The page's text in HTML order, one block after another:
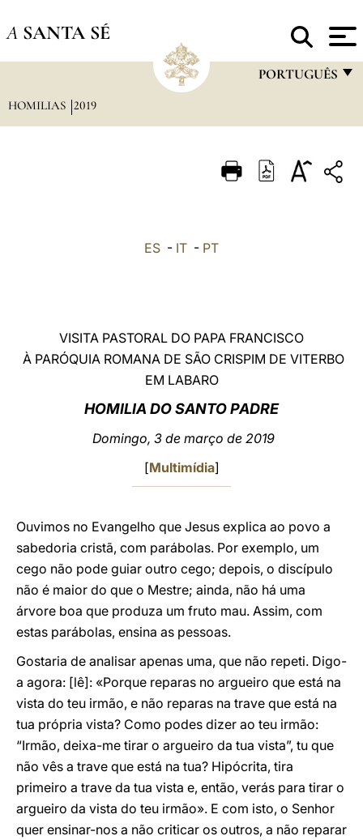
A SANTA SÉ
PORTUGUÊS
ITALIANO
中文
HOMILIAS 2019
ES - IT - PT
VISITA PASTORAL DO PAPA FRANCISCO
À PARÓQUIA ROMANA DE SÃO CRISPIM DE VITERBO
EM LABARO
HOMILIA DO SANTO PADRE
Domingo, 3 de março de 2019
[Multimídia]
Ouvimos no Evangelho que Jesus explica ao povo a
sabedoria cristã, com parábolas. Por exemplo, um
cego não pode guiar outro cego; depois, o discípulo
não é maior do que o Mestre; ainda, não há uma
árvore boa que produza um fruto mau. Assim, com
estas parábolas, ensina as pessoas.
Gostaria de analisar apenas uma, que não repeti. Digo-
a agora: [lê]: «Porque reparas no argueiro que está na
vista do teu irmão, e não reparas na trave que está na
tua própria vista? Como podes dizer ao teu irmão:
“Irmão, deixa-me tirar o argueiro da tua vista”, tu que
não vês a trave que está na tua? Hipócrita, tira
primeiro a trave da tua vista e, então, verás para tirar o
argueiro da vista do teu irmão». E com isto, o Senhor
quer ensinar-nos a não criticar os outros, a não reparar